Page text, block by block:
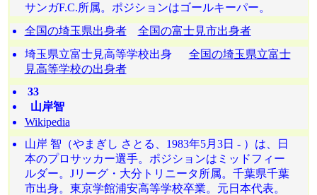
サンガF.C.所属。ポジションはゴールキーパー。
全国の埼玉県出身者
全国の富士見市出身者
埼玉県立富士見高等学校出身 全国の埼玉県立富士
見高等学校の出身者
33
山岸智
Wikipedia
山岸 智（やまぎし さとる、1983年5月3日 - ）は、日
本のプロサッカー選手。ポジションはミッドフィー
ルダー。Jリーグ・大分トリニータ所属。千葉県千葉
市出身。東京学館浦安高等学校卒業。元日本代表。